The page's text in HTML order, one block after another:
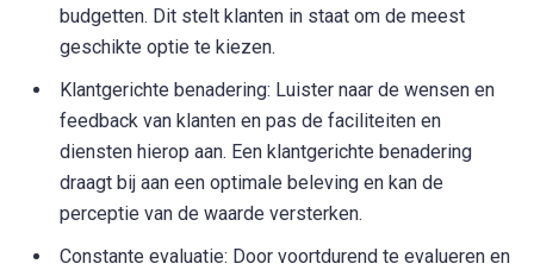
budgetten. Dit stelt klanten in staat om de meest
geschikte optie te kiezen.
Klantgerichte benadering: Luister naar de wensen en
feedback van klanten en pas de faciliteiten en
diensten hierop aan. Een klantgerichte benadering
draagt bij aan een optimale beleving en kan de
perceptie van de waarde versterken.
Constante evaluatie: Door voortdurend te evalueren en